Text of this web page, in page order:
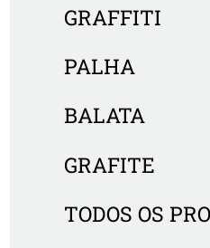
GRAFFITI
PALHA
BALATA
GRAFITE
TODOS OS